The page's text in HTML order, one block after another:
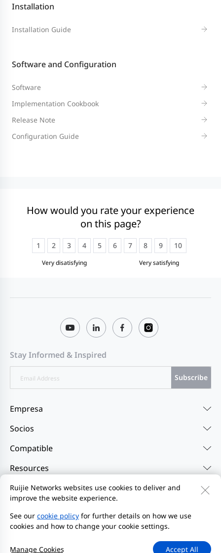
Installation
Installation Guide
Software and Configuration
Software
Implementation Cookbook
Release Note
Configuration Guide
How would you rate your experience
on this page?
Very disatisfying
1 2 3 4 5 6 7 8 9 10
Very satisfying
Stay Informed & Inspired
Subscribe
Empresa
Socios
Compatible
Resources
Contáctenos Feedback
Política de privacidad
Acuerdo de usuario del sitio web
Privacy Inquiries
EU Data Act Notice
Iniciar denuncia
Mapa del sitio
Ruijie Networks websites use cookies to deliver and
improve the website experience.
See our cookie policy for further details on how we use
cookies and how to change your cookie settings.
Accept All
Manage Cookies